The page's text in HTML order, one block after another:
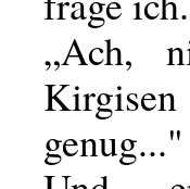
„Ach,
genug..."